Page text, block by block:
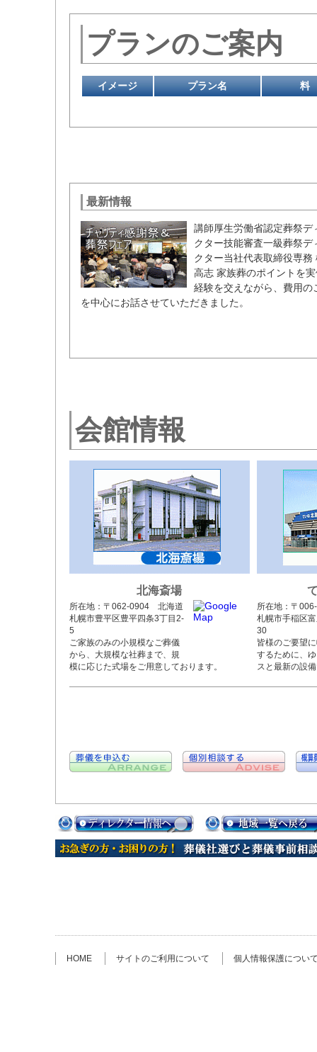
プランのご案内
イメージ プラン名 料
最新情報
講師厚生労働省認定葬祭デ
クター技能審査一級葬祭デ
クター当社代表取締役専務
高志 家族葬のポイントを
経験を交えながら、費用の
を中心にお話させていただきました。
会館情報
北海斎場
所在地：〒062-0904 北海道
札幌市豊平区豊平四条3丁目2-
5
ご家族のみの小規模なご葬儀
から、大規模な社葬まで、規
模に応じた式場をご用意しております。
所在地：〒
札幌市手稲区
30
皆様のご要望
するために、
スと最新の設備
HOME サイトのご利用について 個人情報保護につい